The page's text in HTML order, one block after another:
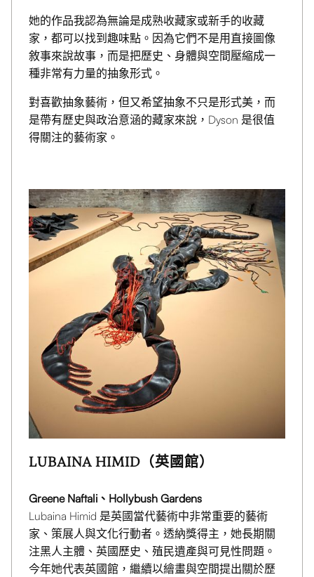
她的作品我認為無論是成熟收藏家或新手的收藏
家，都可以找到趣味點。因為它們不是用直接圖像
敘事來說故事，而是把歷史、身體與空間壓縮成一
種非常有力量的抽象形式。
對喜歡抽象藝術，但又希望抽象不只是形式美，而
是帶有歷史與政治意涵的藏家來說，Dyson 是很值
得關注的藝術家。
LUBAINA HIMID（英國館）
Greene Naftali、Hollybush Gardens
Lubaina Himid 是英國當代藝術中非常重要的藝術
家、策展人與文化行動者。透納獎得主，她長期關
注黑人主體、英國歷史、殖民遺產與可見性問題。
今年她代表英國館，繼續以繪畫與空間提出關於歷